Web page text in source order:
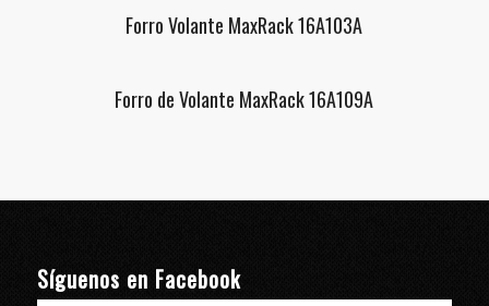
Forro Volante MaxRack 16A103A
Forro de Volante MaxRack 16A109A
Síguenos en Facebook